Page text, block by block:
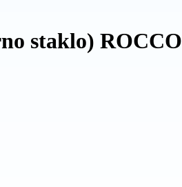
staklo) ROCCO